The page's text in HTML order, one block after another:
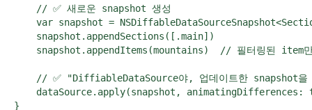
    // ✅ 새로운 snapshot 생성
var snapshot =
    snapshot.appendSections([.main])
snapshot.appendItems(mountains)  // 필터링된 item
// ✅ "DiffiableDataSource야, 업데이트한 snapshot을
dataSource.apply(snapshot, animatingDifferences:
}